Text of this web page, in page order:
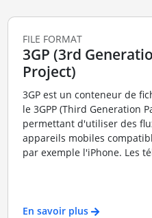
FILE FORMAT
3GP (3rd
Project)
3GP est un conteneur de
le 3GPP (Third Generation
permettant d'utiliser des
appareils mobiles
par exemple l'iPhone. Les
En savoir plus